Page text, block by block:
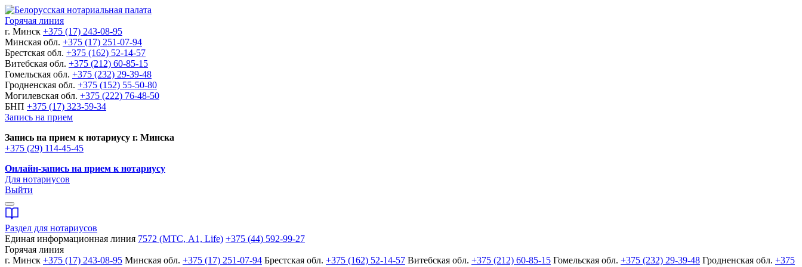
Горячая линия
г. Минск +375 (17) 243-08-95
Минская обл. +375 (17) 251-07-94
Брестская обл. +375 (162) 52-14-57
Витебская обл. +375 (212) 60-85-15
Гомельская обл. +375 (232) 29-39-48
Гродненская обл. +375 (152) 55-50-80
Могилевская обл. +375 (222) 76-48-50
БНП +375 (17) 323-59-34
Запись на прием
Запись на прием к нотариусу г. Минска
+375 (29) 114-45-45
Онлайн-запись на прием к нотариусу
Для нотариусов
Выйти
Раздел для нотариусов
Единая информационная линия 7572 (МТС, A1, Life) +375 (44) 592-99-27
Горячая линия
г. Минск +375 (17) 243-08-95 Минская обл. +375 (17) 251-07-94 Брестская обл. +375 (162) 52-14-57 Витебская обл. +375 (212) 60-85-15 Гомельская обл. +375 (232) 29-39-48 Гродненская обл. +375